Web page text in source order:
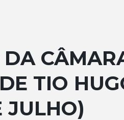
TIO
JULHO)